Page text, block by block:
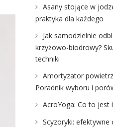
Asany stojące w
praktyka dla każdego
Jak samodzielnie
krzyżowo-biodrowy?
techniki
Amortyzator
Poradnik wyboru i
AcroYoga: Co to jest
Scyzoryki: efektywne